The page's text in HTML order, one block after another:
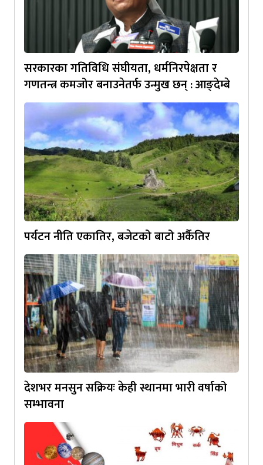
सरकारका गतिविधि संघीयता, धर्मनिरपेक्षता र
गणतन्त्र कमजोर बनाउनेतर्फ उन्मुख छन् : आङ्देम्बे
पर्यटन नीति एकातिर, बजेटको बाटो अर्कैतिर
देशभर मनसुन सक्रियः केही स्थानमा भारी वर्षाको
सम्भावना